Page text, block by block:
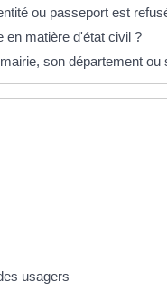
ou passeport est
en matière d'état civil ?
son département ou
usagers